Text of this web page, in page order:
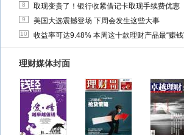
8 取现变贵了！银行收紧借记卡取现手续费优惠
9 美国大选震撼登场 下周会发生这些大事
10 收益率可达9.48% 本周这十款理财产品最“赚钱
理财媒体封面